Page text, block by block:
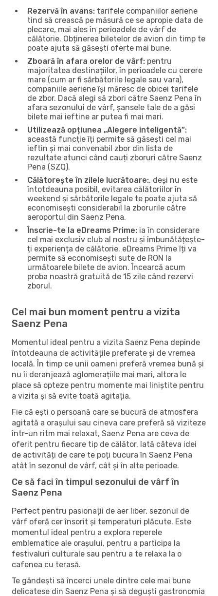
Rezervă în avans: tarifele companiilor aeriene
tind să crească pe măsură ce se apropie data de
plecare, mai ales în perioadele de vârf de
călătorie. Obținerea biletelor de avion din timp te
poate ajuta să găsești oferte mai bune.
Zboară în afara orelor de vârf: pentru
majoritatea destinațiilor, în perioadele cu cerere
mare (cum ar fi sărbătorile legale sau vara),
companiile aeriene își măresc de obicei tarifele
de zbor. Dacă alegi să zbori către Saenz Pena în
afara sezonului de vârf, șansele tale de a găsi
bilete mai ieftine ar putea fi mai mari.
Utilizează opțiunea „Alegere inteligentă”:
această funcție îți permite să găsești cel mai
ieftin și mai convenabil zbor din lista de
rezultate atunci când cauți zboruri către Saenz
Pena (SZQ).
Călătorește în zilele lucrătoare:, deși nu este
întotdeauna posibil, evitarea călătoriilor în
weekend și sărbătorile legale te poate ajuta să
economisești considerabil la zborurile către
aeroportul din Saenz Pena.
Înscrie-te la eDreams Prime: ia în considerare
cel mai exclusiv club al nostru și îmbunătățește-
ți experiența de călătorie. eDreams Prime îți va
permite să economisești sute de RON la
următoarele bilete de avion. Încearcă acum
proba noastră gratuită de 15 zile când rezervi
zborul.
Cel mai bun moment pentru a vizita
Saenz Pena
Momentul ideal pentru a vizita Saenz Pena depinde
întotdeauna de activitățile preferate și de vremea
locală. În timp ce unii oameni preferă vremea bună și
nu îi deranjează aglomerațiile mai mari, altora le
place să opteze pentru momente mai liniștite pentru
a vizita și să evite toată agitația.
Fie că ești o persoană care se bucură de atmosfera
agitată a orașului sau cineva care preferă să viziteze
într-un ritm mai relaxat, Saenz Pena are ceva de
oferit pentru fiecare tip de călător. Iată câteva idei
de activități de care te poți bucura în Saenz Pena
atât în ​​sezonul de vârf, cât și în alte perioade.
Ce să faci în timpul sezonului de vârf în
Saenz Pena
Perfect pentru pasionații de aer liber, sezonul de
vârf oferă cer însorit și temperaturi plăcute. Este
momentul ideal pentru a explora reperele
emblematice ale orașului, pentru a participa la
festivaluri culturale sau pentru a te relaxa la o
cafenea cu terasă.
Te gândești să încerci unele dintre cele mai bune
delicatese din Saenz Pena și să deguști gastronomia